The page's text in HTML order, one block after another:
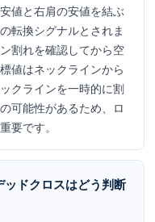
値と右肩の安値を結ぶ
転換シグナルとされま
割れを確認してから空
値はネックラインから
クラインを一時的に割
可能性があるため、ロ
要です。
ッドクロスはどう判断